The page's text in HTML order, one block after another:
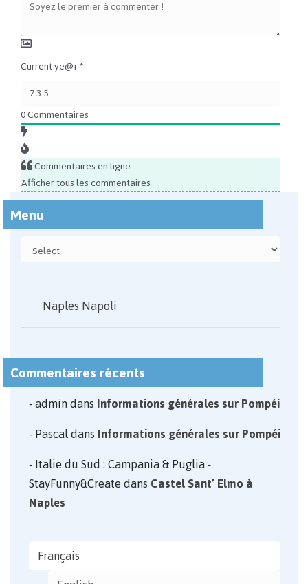
Current ye@r*
0Commentaires
Commentaires en ligne
Afficher tous les commentaires
Menu
Naples Napoli
Commentaires récents
admindansInformations générales sur Pompéi
PascaldansInformations générales sur Pompéi
Italie du Sud : Campania & Puglia -
StayFunny&CreatedansCastel Sant’ Elmo à
Naples
Français